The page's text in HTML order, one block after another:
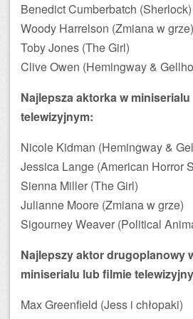
Benedict Cumberbatch (Sherlock)
Woody Harrelson (Zmiana w grze)
Toby Jones (The Girl)
Clive Owen (Hemingway &
Najlepsza aktorka w
telewizyjnym:
Nicole Kidman (Hemingway &
Jessica Lange (American Horror
Sienna Miller (The Girl)
Julianne Moore (Zmiana w grze)
Sigourney Weaver (Political
Najlepszy aktor drugoplanowy
miniserialu lub filmie
Max Greenfield (Jess i chłopaki)